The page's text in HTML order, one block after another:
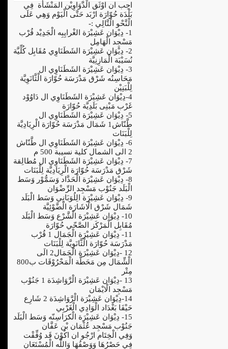
احِب ان اوْثَق الْدَّوَاوِيْن المَنْشَأة فِي
بَلْدَة حُوّارَة ارْبَد حَتَّى الْيَوْم وَهِي عَلَى
الْنَّحْو الْتَّالِي :-
1- دِيْوَان عَشِيْرَة الغْرايِبِه الْجَدِيْد قُرْب
مَسْجِد الْهَامِل
2- دِيْوَان عَشِيْرَة الشَطَنَاوِي مُقَابِل كُلِّيَّة
نُسَيْبَة الْمَازِنِيَّة
3- دِيْوَان عَشِيْرَة الشَطَنَاوِي ال
مَحَاسِنُه شَرْق مَدْرَسَة حُوّارَة الْثَّانَوِيَّة
لِلْبَنِيْن
4-دِيْوَان عَشِيْرَة الشَطَنَاوِي ال دَاوُوْد
غَرْب مَبْنِى بَلَدِيَّة حُوّارَة
5- دِيْوَان عَشِيْرَة الشَطَنَاوِي ال
طَّنّاش1 شَمَال مَدْرَسَة حُوّارَة الْرِيَادِيَّة
لِلْبَنَات
6- دِيْوَان عَشِيْرَة الشَطَنَاوِي ال طَّنّاش
2 الى الشمال كلية نسيبة 500 م
7- دِيْوَان عَشِيْرَة الشَطَنَاوِي ال مُطالِقة
شَرْق مَدْرَسَة حُوّارَة الْرِيَادِيَّة لِلْبَنَات
8- دِيْوَان عَشِيْرَة الْحَدَّاد وَسَمُّوْر وَسَط
الْبَلَد جَنُوْب مَسْجِد الرِّضْوَان
9- دِيْوَان عَشِيْرَة الِلُوَبَانِي وَسَط الْبَلَد
شَمَال شَرْق الْاشَارَة الْضَّوْئِيَّة
10- دِيْوَان عَشِيْرَة الْشَّرْع وَسَط الْبَلَد
مُقَابِل الْمَرْكَز الصَّحّي حُوّارَة
11- دِيْوَان عَشِيْرَة الْجَمَال 1 قُرْب
مَدْرَسَة حُوّارَة الْثَّانَوِيَّة لِلْبَنَات
12 -دِيْوَان عَشِيْرَة الْجَمَال2 الَى
الْشِّمَال مِن مَحَطَّة الْمَحْرُوْقَات ب800
مِتْر
13 -دِيْوَان عَشِيْرَة الْرَّوَاشِدَة 1 جَنُوْب
مَسْجِد الْايْمَان
14-دِيْوَان عَشِيْرَة الْرَّوَاشِدَة 2 شَارِع
حَيْفَا بَغْدَاد الْوَادِي الْغَرْبِي
15- دِيْوَان عَشِيْرَة الْكرَاسِنّه وَسَط الْبَلَد
جَنُوْب مَسْجِد عُثْمَان بْن عَفَّان
وَفِي الْخِتَام ارْجُو ان اكُوْنَ قَد وُفِّقْت
فِي حَصْرُهَا وَوَصْفُهَا وَاللَّه الْمُسْتَعَان